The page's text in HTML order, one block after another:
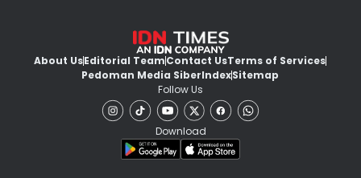
About UsEditorial TeamContact UsTerms of Services
Pedoman Media SiberIndexSitemap
Follow Us
Download